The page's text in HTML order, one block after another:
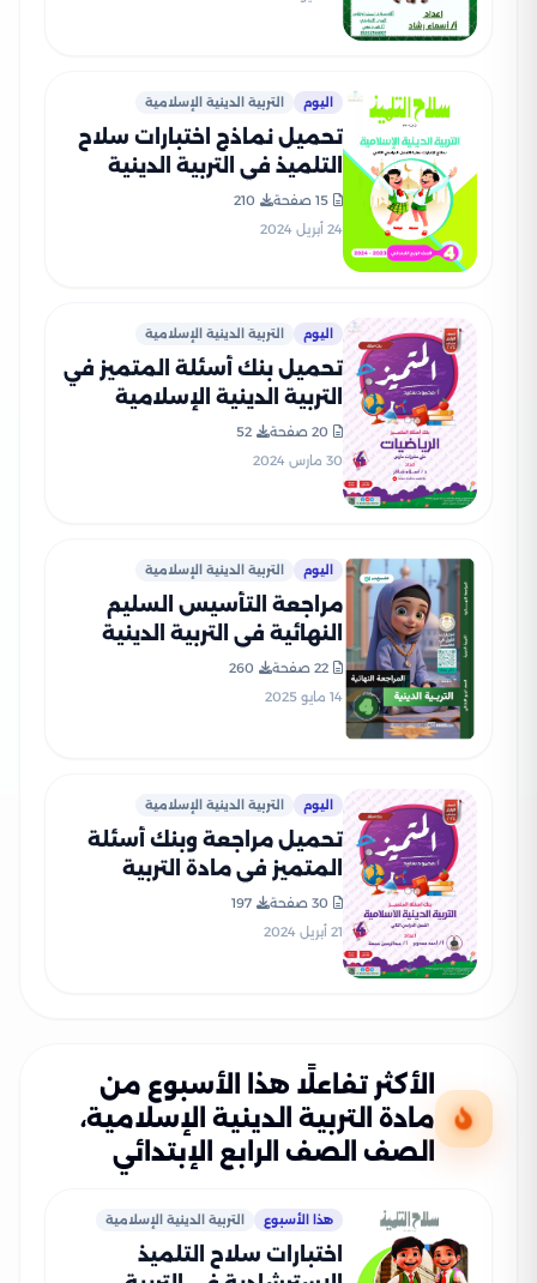
اليوم التربية الدينية الإسلامية
تحميل نماذج اختبارات سلاح
التلميذ في التربية الدينية
الاسلامية للصف الرابع
الابتدائي مع إجاباتها
15 صفحة
210
24 أبريل 2024
اليوم التربية الدينية الإسلامية
تحميل بنك أسئلة المتميز في
التربية الدينية الإسلامية
لشهر مارس للصف الرابع
الابتدائي مع الإجابات
20 صفحة
52
30 مارس 2024
اليوم التربية الدينية الإسلامية
مراجعة التأسيس السليم
النهائية في التربية الدينية
الاسلامية لرابعة ابتدائي الترم
الثاني PDF بالاجابات
22 صفحة
260
14 مايو 2025
اليوم التربية الدينية الإسلامية
تحميل مراجعة وبنك أسئلة
المتميز في مادة التربية
الدينية الاسلامية للصف
الرابع الابتدائي الترم الثاني
30 صفحة
197
21 أبريل 2024
الأكثر تفاعلًا هذا الأسبوع من
مادة التربية الدينية الإسلامية،
الصف الصف الرابع الإبتدائي
هذا الأسبوع التربية الدينية الإسلامية
اختبارات سلاح التلميذ